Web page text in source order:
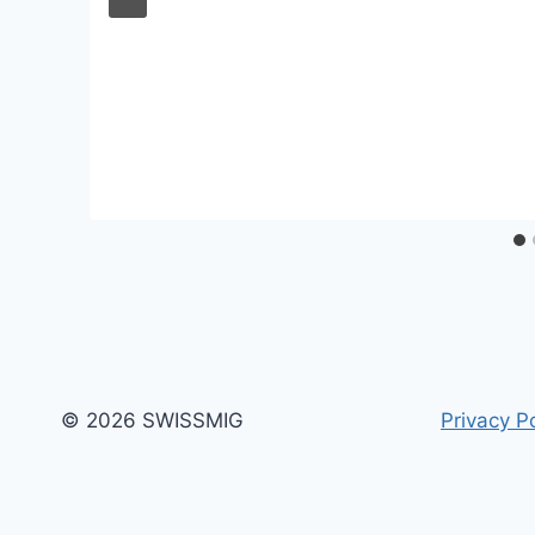
© 2026 SWISSMIG Privacy